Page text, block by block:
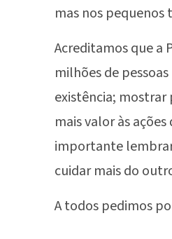
mas nos pequenos
Acreditamos que a
milhões de
existência; mostrar
mais valor às
importante lembrar
cuidar mais do
A todos pedimos